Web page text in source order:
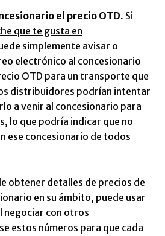
el precio OTD. Si
que te gusta en
simplemente avisar o
electrónico al concesionario
OTD para un transporte que
distribuidores podrían intentar
a venir al concesionario para
lo que podría indicar que no
ese concesionario de todos
obtener detalles de precios de
en su ámbito, puede usar
negociar con otros
estos números para que cada